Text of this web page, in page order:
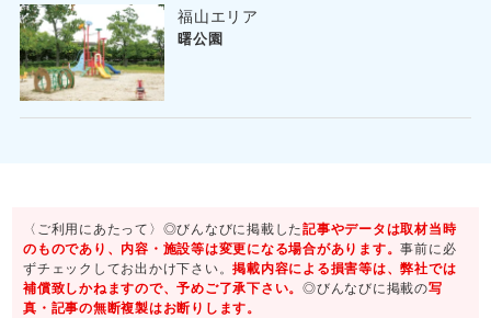
福山エリア
曙公園
〈ご利用にあたって〉◎びんなびに掲載した記事やデータは取材当時
のものであり、内容・施設等は変更になる場合があります。事前に必
ずチェックしてお出かけ下さい。掲載内容による損害等は、弊社では
補償致しかねますので、予めご了承下さい。◎びんなびに掲載の写
真・記事の無断複製はお断りします。